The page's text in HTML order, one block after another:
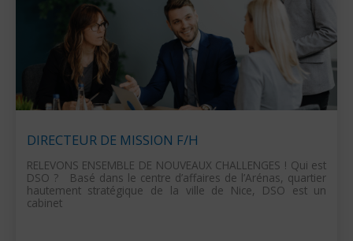
DIRECTEUR DE MISSION F/H
RELEVONS ENSEMBLE DE NOUVEAUX CHALLENGES ! Qui est
DSO ? Basé dans le centre d’affaires de l’Arénas, quartier
hautement stratégique de la ville de Nice, DSO est un
cabinet